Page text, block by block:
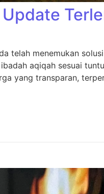
telah menemukan
aqiqah sesuai
yang transparan,
Gratis! Update